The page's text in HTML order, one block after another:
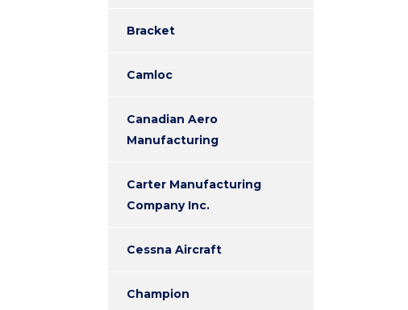
Bracket
Camloc
Canadian Aero
Manufacturing
Carter Manufacturing
Company Inc.
Cessna Aircraft
Champion